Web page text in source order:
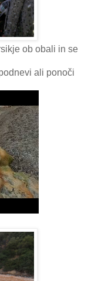
ob obali in se
ali ponoči